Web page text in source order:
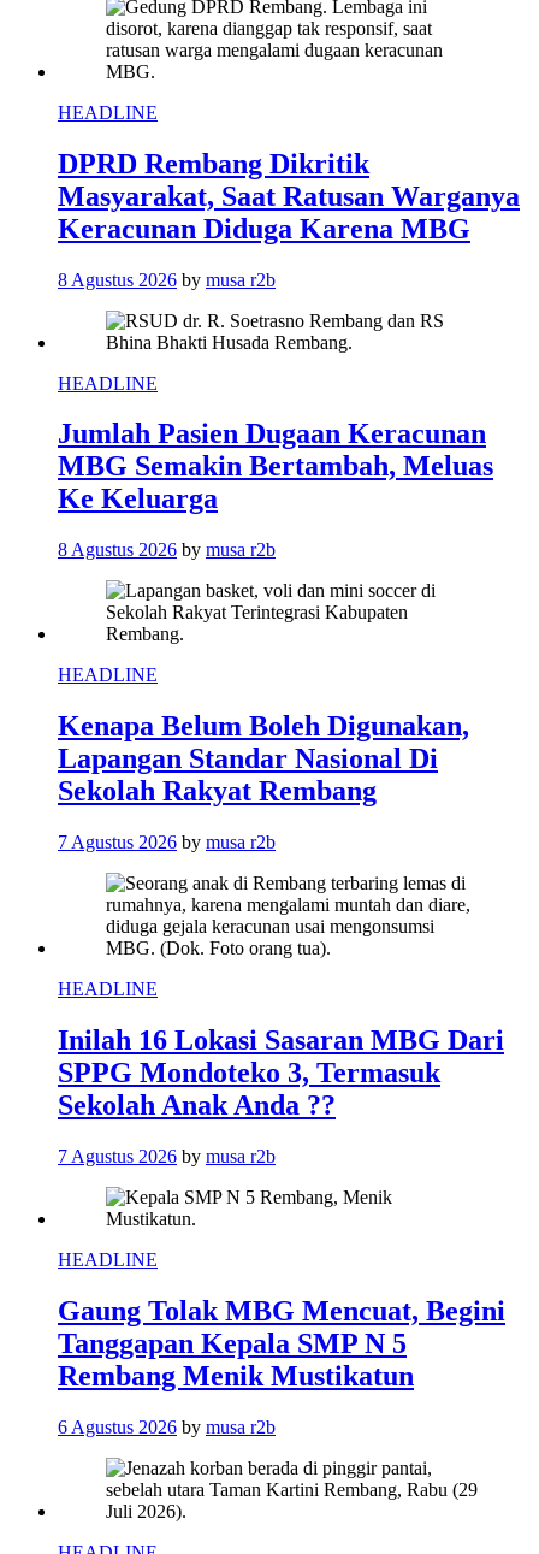
HEADLINE
DPRD Rembang Dikritik
Masyarakat, Saat Ratusan Warganya
Keracunan Diduga Karena MBG
8 Agustus 2026 by musa r2b
HEADLINE
Jumlah Pasien Dugaan Keracunan
MBG Semakin Bertambah, Meluas
Ke Keluarga
8 Agustus 2026 by musa r2b
HEADLINE
Kenapa Belum Boleh Digunakan,
Lapangan Standar Nasional Di
Sekolah Rakyat Rembang
7 Agustus 2026 by musa r2b
HEADLINE
Inilah 16 Lokasi Sasaran MBG Dari
SPPG Mondoteko 3, Termasuk
Sekolah Anak Anda ??
7 Agustus 2026 by musa r2b
HEADLINE
Gaung Tolak MBG Mencuat, Begini
Tanggapan Kepala SMP N 5
Rembang Menik Mustikatun
6 Agustus 2026 by musa r2b